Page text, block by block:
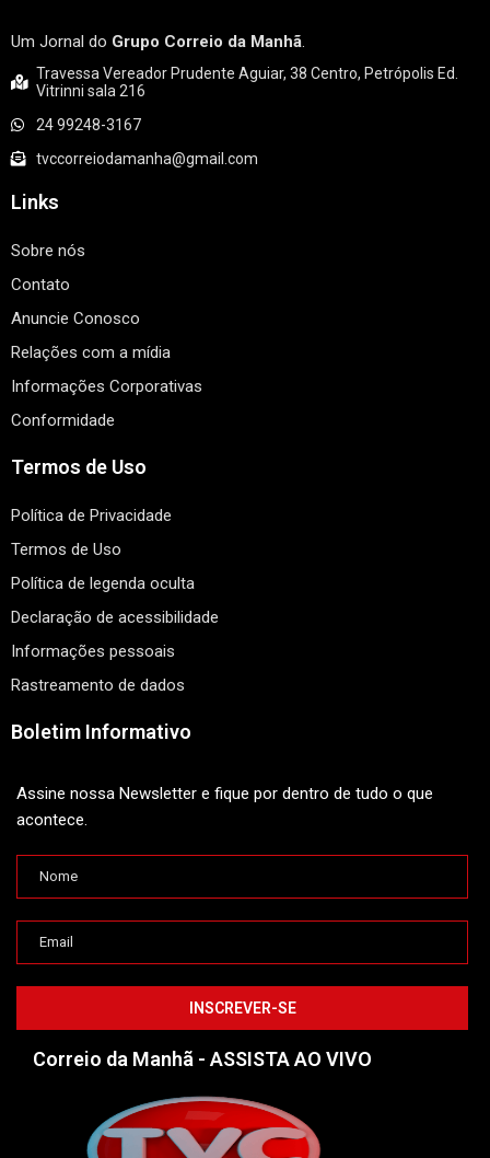
Um Jornal do Grupo Correio da Manhã.
Travessa Vereador Prudente Aguiar, 38 Centro, Petrópolis Ed.
Vitrinni sala 216
24 99248-3167
tvccorreiodamanha@gmail.com
Links
Sobre nós
Contato
Anuncie Conosco
Relações com a mídia
Informações Corporativas
Conformidade
Termos de Uso
Política de Privacidade
Termos de Uso
Política de legenda oculta
Declaração de acessibilidade
Informações pessoais
Rastreamento de dados
Boletim Informativo
Assine nossa Newsletter e fique por dentro de tudo o que
acontece.
Correio da Manhã - ASSISTA AO VIVO